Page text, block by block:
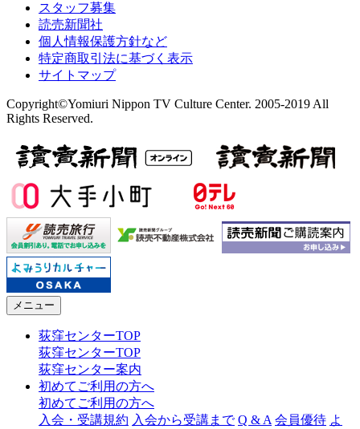
スタッフ募集
読売新聞社
個人情報保護方針など
特定商取引法に基づく表示
サイトマップ
Copyright©Yomiuri Nippon TV Culture Center. 2005-2019 All
Rights Reserved.
メニュー
荻窪センターTOP
荻窪センターTOP
荻窪センター案内
初めてご利用の方へ
初めてご利用の方へ
入会・受講規約 入会から受講まで Q & A 会員優待 よ